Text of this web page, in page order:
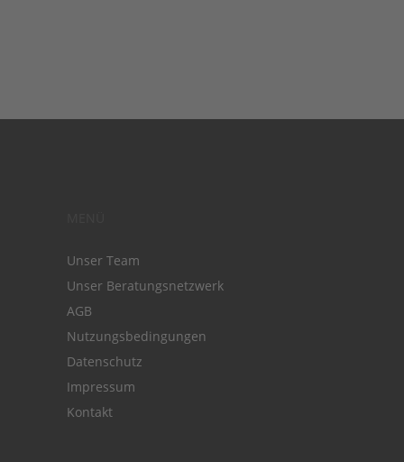
Unser Team
Unser Beratungsnetzwerk
AGB
Nutzungsbedingungen
Datenschutz
Impressum
Kontakt